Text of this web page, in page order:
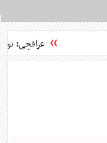
عراقچی: توافق با